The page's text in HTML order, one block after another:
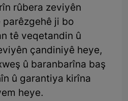
rûbera zeviyên
ji bo
tê veqetandin û
çandiniyê heye,
û baranbarîna baş
û garantiya kirîna
heye.